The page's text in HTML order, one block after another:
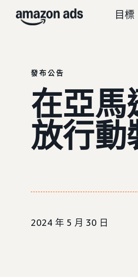
目標
發布公告
在亞馬
放行動
2024 年 5 月 30 日